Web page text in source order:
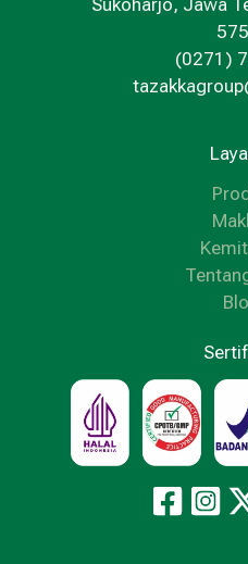
Sukoharjo, Jawa
(0271)